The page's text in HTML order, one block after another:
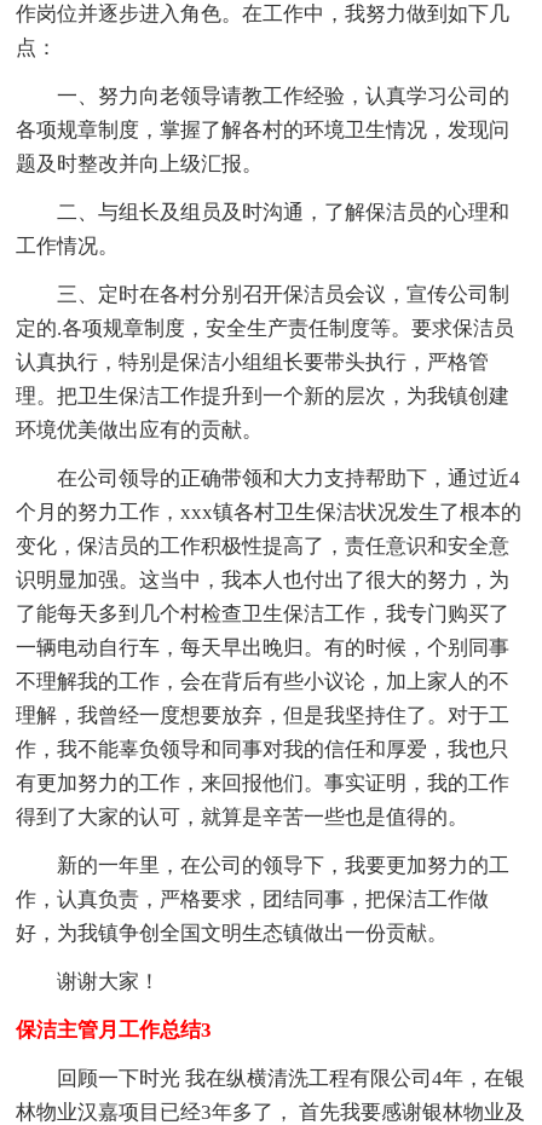
作岗位并逐步进入角色。在工作中，我努力做到如下几
点：
一、努力向老领导请教工作经验，认真学习公司的
各项规章制度，掌握了解各村的环境卫生情况，发现问
题及时整改并向上级汇报。
二、与组长及组员及时沟通，了解保洁员的心理和
工作情况。
三、定时在各村分别召开保洁员会议，宣传公司制
定的.各项规章制度，安全生产责任制度等。要求保洁员
认真执行，特别是保洁小组组长要带头执行，严格管
理。把卫生保洁工作提升到一个新的层次，为我镇创建
环境优美做出应有的贡献。
在公司领导的正确带领和大力支持帮助下，通过近4
个月的努力工作，xxx镇各村卫生保洁状况发生了根本的
变化，保洁员的工作积极性提高了，责任意识和安全意
识明显加强。这当中，我本人也付出了很大的努力，为
了能每天多到几个村检查卫生保洁工作，我专门购买了
一辆电动自行车，每天早出晚归。有的时候，个别同事
不理解我的工作，会在背后有些小议论，加上家人的不
理解，我曾经一度想要放弃，但是我坚持住了。对于工
作，我不能辜负领导和同事对我的信任和厚爱，我也只
有更加努力的工作，来回报他们。事实证明，我的工作
得到了大家的认可，就算是辛苦一些也是值得的。
新的一年里，在公司的领导下，我要更加努力的工
作，认真负责，严格要求，团结同事，把保洁工作做
好，为我镇争创全国文明生态镇做出一份贡献。
谢谢大家！
保洁主管月工作总结3
回顾一下时光 我在纵横清洗工程有限公司4年，在银
林物业汉嘉项目已经3年多了， 首先我要感谢银林物业及